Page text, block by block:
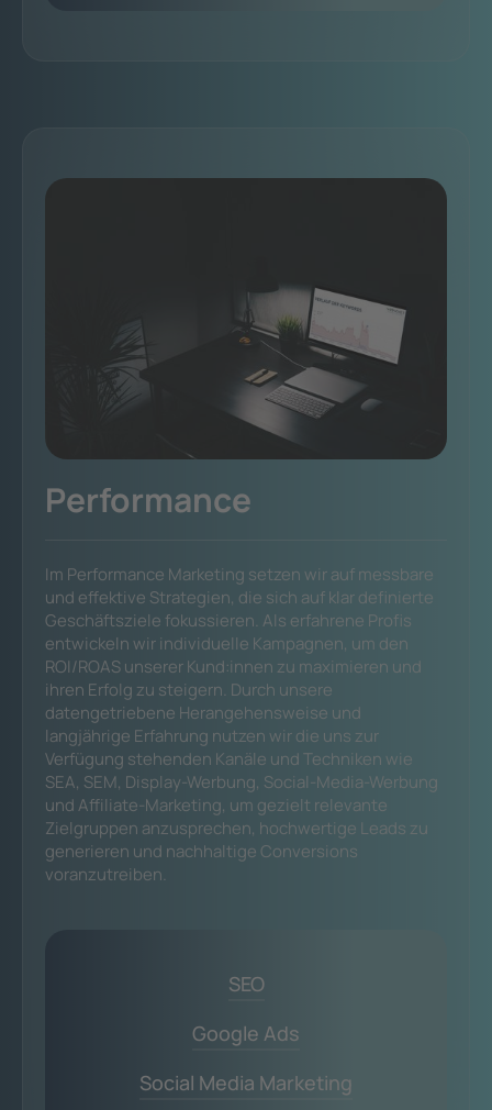
Performance
Im Performance Marketing setzen wir auf messbare
und effektive Strategien, die sich auf klar definierte
Geschäftsziele fokussieren. Als erfahrene Profis
entwickeln wir individuelle Kampagnen, um den
ROI/ROAS unserer Kund:innen zu maximieren und
ihren Erfolg zu steigern. Durch unsere
datengetriebene Herangehensweise und
langjährige Erfahrung nutzen wir die uns zur
Verfügung stehenden Kanäle und Techniken wie
SEA, SEM, Display-Werbung, Social-Media-Werbung
und Affiliate-Marketing, um gezielt relevante
Zielgruppen anzusprechen, hochwertige Leads zu
generieren und nachhaltige Conversions
voranzutreiben.
SEO
Google Ads
Social Media Marketing